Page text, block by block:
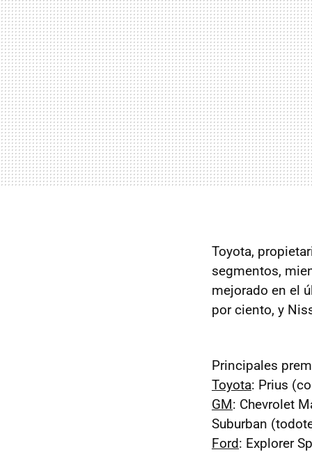
Toyota,
segmentos,
mejorado en el
por ciento, y
Principales
Toyota: Prius
GM: Chevrolet
Suburban
Ford: Explorer